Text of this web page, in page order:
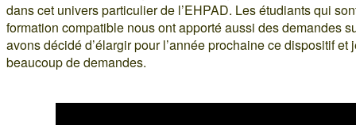
dans cet univers particulier de l’EHPAD. Les étudiants qui
formation compatible nous ont apporté aussi des demandes
avons décidé d’élargir pour l’année prochaine ce dispositif
beaucoup de demandes.